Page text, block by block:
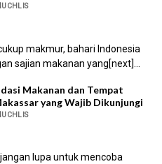
makmur, bahari Indonesia
sajian makanan yang[next]...
Makanan dan Tempat
yang Wajib Dikunjungi
lupa untuk mencoba